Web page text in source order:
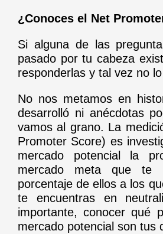
¿Conoces el Net
Si alguna de las
pasado por tu cabeza
responderlas y tal vez no
No nos metamos en
desarrolló ni anécdotas
vamos al grano. La
Promoter Score) es
mercado potencial la
mercado meta que te
porcentaje de ellos a los
te encuentras en
importante, conocer qué
mercado potencial son tus